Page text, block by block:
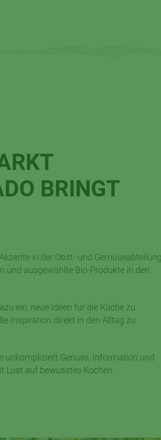
BRINGT
in der Obst- und
und ausgewählte Bio-Produkte in den
ein, neue Ideen für die Küche zu
Inspiration direkt in den Alltag zu
unkompliziert Genuss, Information und
Lust auf bewusstes Kochen.